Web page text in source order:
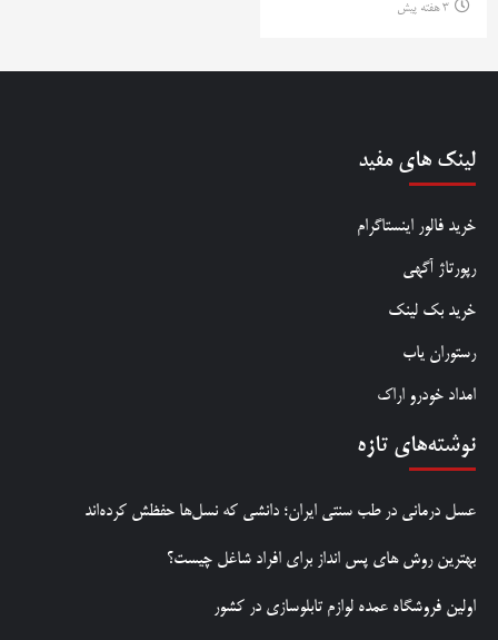
3 هفته پیش
لینک های مفید
خرید فالور اینستاگرام
رپورتاژ آگهی
خرید بک لینک
رستوران یاب
امداد خودرو اراک
نوشته‌های تازه
عسل درمانی در طب سنتی ایران؛ دانشی که نسل‌ها حفظش کرده‌اند
بهترین روش‌ های پس‌ انداز برای افراد شاغل چیست؟
اولین فروشگاه عمده لوازم تابلوسازی در کشور